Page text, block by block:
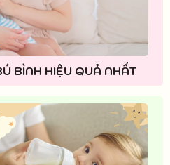
BÌNH HIỆU QUẢ NHẤT